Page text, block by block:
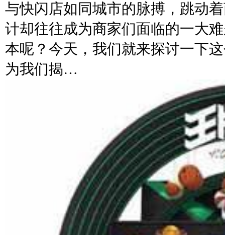
与快闪店如同城市的脉搏，跳动
计却往往成为商家们面临的一大
本呢？今天，我们就来探讨一下
为我们揭…